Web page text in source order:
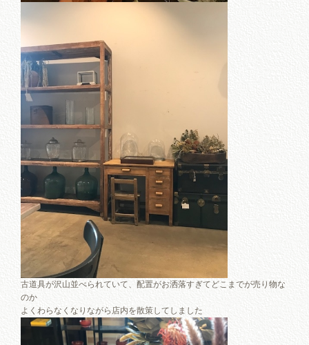
古道具が沢山並べられていて、配置がお洒落すぎてどこまでが売り物な
のか
よくわらなくなりながら店内を散策してしました